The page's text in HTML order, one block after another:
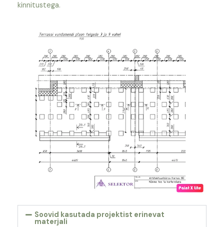
kinnitustega.
Soovid kasutada projektist erinevat
materjali